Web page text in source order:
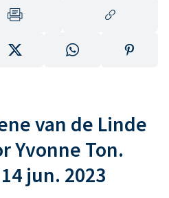
van de Linde
Yvonne Ton.
jun. 2023